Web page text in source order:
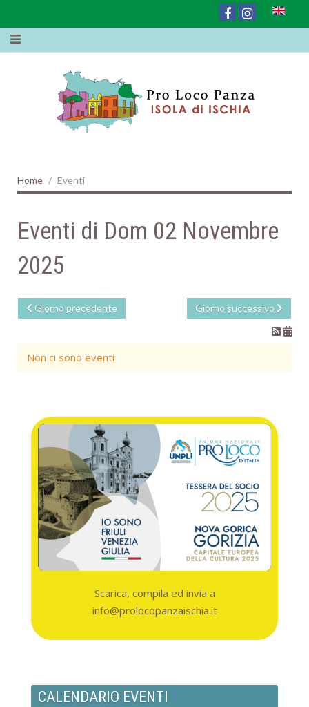
Home Eventi
Eventi di Dom 02 Novembre
2025
Giorno precedente Giorno successivo
Non ci sono eventi
Scarica, compila ed invia a
info@prolocopanzaischia.it
CALENDARIO EVENTI